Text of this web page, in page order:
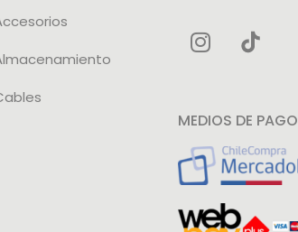
MEDIOS DE PAGO